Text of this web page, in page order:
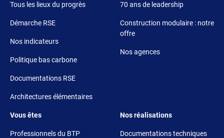
Tous les lieux du progrès
Démarche RSE
Nos indicateurs
Politique bas carbone
Documentations RSE
Architectures élémentaires
70 ans de leadership
Construction modulaire : notre
offre
Nos agences
Footer 3
Vous êtes
Professionnels du BTP
Footer 4
Nos réalisations
Documentations techniques